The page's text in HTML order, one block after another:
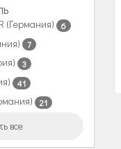
(Германия) 6
7
3
41
21
все